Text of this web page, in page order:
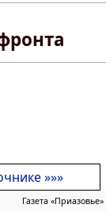
»»»
Газета «Приазовье»